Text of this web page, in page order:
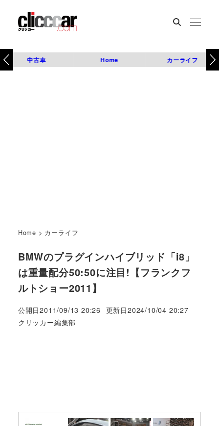
中古車 Home カーライフ
Home > カーライフ
BMWのプラグインハイブリッド「i8」
は重量配分50:50に注目!【フランクフ
ルトショー2011】
公開日2011/09/13 20:26 更新日2024/10/04 20:27
著
クリッカー編集部